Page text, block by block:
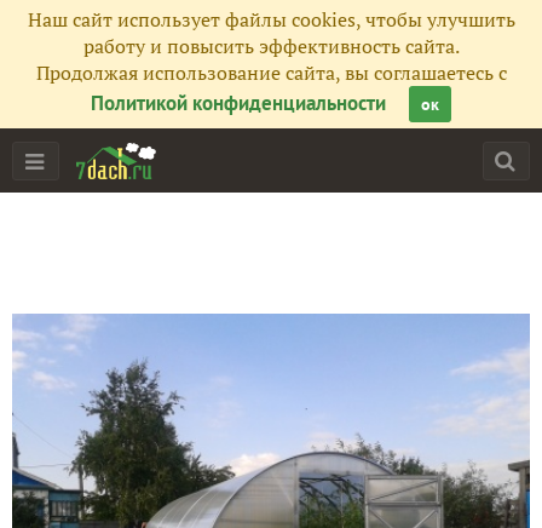
Наш сайт использует файлы cookies, чтобы улучшить
работу и повысить эффективность сайта.
Продолжая использование сайта, вы соглашаетесь с
Политикой конфиденциальности
ок
Все публикации 33
Фото
Сейчас обсуждают